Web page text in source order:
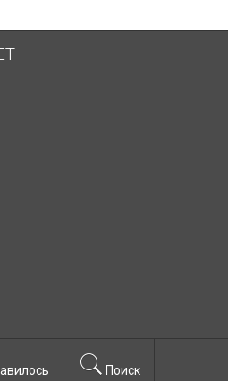
Поиск